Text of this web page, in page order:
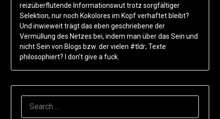
reizüberflutende Informationswut trotz sorgfältiger
Selektion, nur noch Kokolores im Kopf verhaftet bleibt?
Und inwieweit trägt das eben geschriebene der
Vermüllung des Netzes bei, indem man über das Sein und
nicht Sein von Blogs bzw. der vielen #tldr; Texte
philosophiert? I don’t give a fuck.